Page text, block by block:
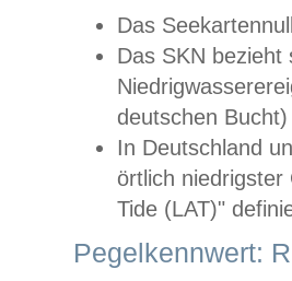
Das
Das SKN
deutschen
In Deutschland
örtlich
Tide (LAT)"
Pegelkennwert: